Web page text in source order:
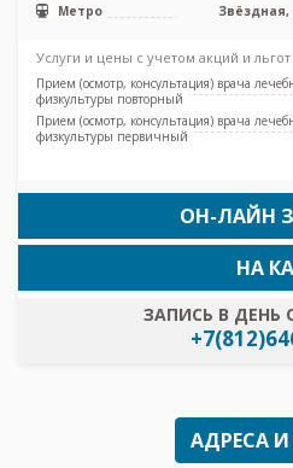
Метро
Звёздная,
Услуги и цены с учетом акций и льгот
Прием (осмотр, консультация) врача
физкультуры повторный
Прием (осмотр, консультация) врача
физкультуры первичный
ОН-ЛАЙН
ЗАПИСЬ В ДЕНЬ
НА
АДРЕСА